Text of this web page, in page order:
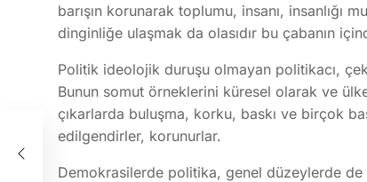
barışın korunarak toplumu, insanı, insanlığı
dinginliğe ulaşmak da olasıdır bu çabanın
Politik ideolojik duruşu olmayan politikacı,
Bunun somut örneklerini küresel olarak ve
çıkarlarda buluşma, korku, baskı ve birçok
edilgendirler, korunurlar.
Demokrasilerde politika, genel düzeylerde de